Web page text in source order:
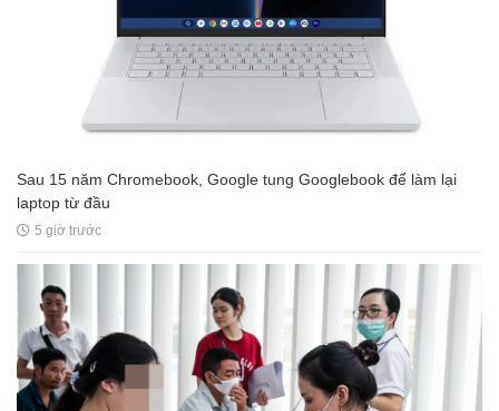
Sau 15 năm Chromebook, Google tung Googlebook để làm lại
laptop từ đầu
5 giờ trước